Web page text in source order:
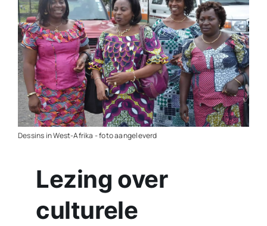
Kijk
Over ons
Werken bij Streekomroep ‘De Werven’
Contact
Plaats je eigen nieuws
Dessins in West-Afrika - foto aangeleverd
Lezing over
culturele